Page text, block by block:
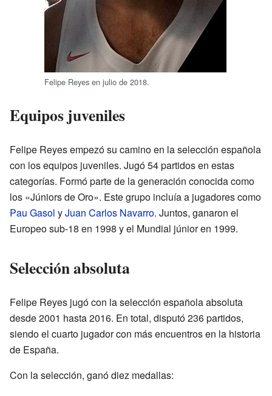
Felipe Reyes en julio de 2018.
Equipos juveniles
Felipe Reyes empezó su camino en la selección española
con los equipos juveniles. Jugó 54 partidos en estas
categorías. Formó parte de la generación conocida como
los «Júniors de Oro». Este grupo incluía a jugadores como
Pau Gasol yJuan Carlos Navarro. Juntos, ganaron el
Europeo sub-18 en 1998 y el Mundial júnior en 1999.
Selección absoluta
Felipe Reyes jugó con la selección española absoluta
desde 2001 hasta 2016. En total, disputó 236 partidos,
siendo el cuarto jugador con más encuentros en la historia
de España.
Con la selección, ganó diez medallas: